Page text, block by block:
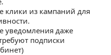
клики из кампаний для
уведомления даже
подписки